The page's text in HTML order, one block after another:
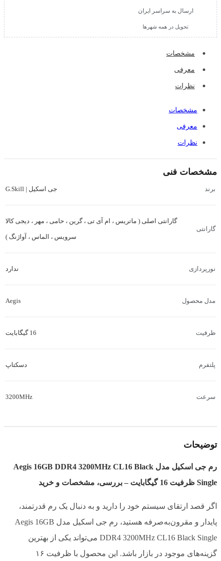
ارسال به سراسر ایران
تحویل در همه شهرها
مشخصات
معرفی
نظرات
مشخصات
معرفی
نظرات
مشخصات فنی
برند جی اسکیل | G.Skill
گارانتی
گارانتی اصلی ( ماتریس ، ام آی تی ، گرین ، حامی ، مهر ، دیجی کالا
سرویس ، الماس ، آواژنگ )
نورپردازی ندارد
مدل محصول Aegis
ظرفیت 16 گیگابایت
پلتفرم دسکتاپ
سرعت 3200MHz
زمان تاخیر (CAS) CL16
سیستم خنک کننده
توضیحات
رم جی اسکیل مدل Aegis 16GB DDR4 3200MHz CL16 Black
Single ظرفیت 16 گیگابایت – بررسی، مشخصات و خرید
اگر قصد ارتقای سیستم خود را دارید و به دنبال یک رم قدرتمند،
پایدار و مقرون‌به‌صرفه هستید، رم جی اسکیل مدل Aegis 16GB
DDR4 3200MHz CL16 Black Single می‌تواند یکی از بهترین
گزینه‌های موجود در بازار باشد. این محصول با ظرفیت ۱۶